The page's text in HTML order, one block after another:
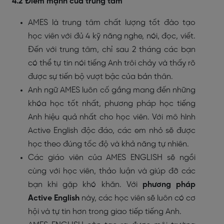
AMES là trung tâm chất lượng tốt đào tạo
học viên với đủ 4 kỹ năng nghe, nói, đọc, viết.
Đến với trung tâm, chỉ sau 2 tháng các bạn
có thể tự tin nói tiếng Anh trôi chảy và thấy rõ
được sự tiến bộ vượt bậc của bản thân.
Anh ngữ AMES luôn cố gắng mang đến những
khóa học tốt nhất, phương pháp học tiếng
Anh hiệu quả nhất cho học viên. Với mô hình
Active English độc đáo, các em nhỏ sẽ được
học theo đúng tốc độ và khả năng tự nhiên.
Các giáo viên của AMES ENGLISH sẽ ngồi
cùng với học viên, thảo luận và giúp đỡ các
bạn khi gặp khó khăn. Với phương pháp
Active English này, các học viên sẽ luôn có cơ
hội và tự tin hơn trong giao tiếp tiếng Anh.